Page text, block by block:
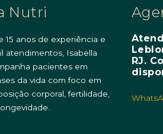
Nutri
15 anos de experiência e
atendimentos, Isabella
pacientes em
da vida com foco em
corporal, fertilidade,
RJ.